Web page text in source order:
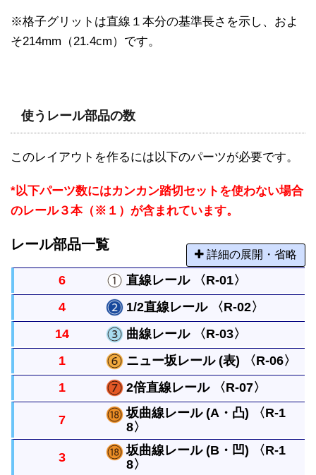
※格子グリットは直線１本分の基準長さを示し、およ
そ214mm（21.4cm）です。
使うレール部品の数
このレイアウトを作るには以下のパーツが必要です。
*以下パーツ数にはカンカン踏切セットを使わない場合
のレール３本（※１）が含まれています。
レール部品一覧
詳細の展開・省略
6 直線レール 〈R-01〉
まっすぐなレールですべてのレールの基本になる長
さです。
4 1/2直線レール 〈R-02〉
直線レールの半分の長さのまっすぐなレールです。
14 曲線レール 〈R-03〉
曲がったレールで半径は直線レール１本と同じで
す。円には８本必要です。
1 ニュー坂レール (表) 〈R-06〉
直線レール２本の長さで橋脚ブロックの高さまで上
げられます。両面使う事ができます。（パーツに表
裏の決まりはありませんが、上る方向に向かって凸
を表として区別しています）
1 2倍直線レール 〈R-07〉
直線レール２本の長さのある真っすぐなレールで
7
坂曲線レール (A・凸) 〈R-1
8〉
曲線レールと同じ長さで１本ずつ坂を作るレールで
3
坂曲線レール (B・凹) 〈R-1
8〉